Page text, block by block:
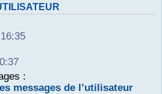
:
messages de l’utilisateur